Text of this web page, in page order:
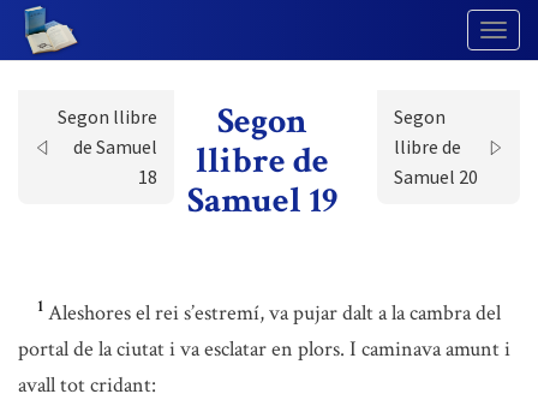
Segon llibre
de Samuel
18
Segon
llibre de
Samuel 19
Segon
llibre de
Samuel 20
1 Aleshores el rei s’estremí, va pujar dalt a la cambra del
portal de la ciutat i va esclatar en plors. I caminava amunt i
avall tot cridant: